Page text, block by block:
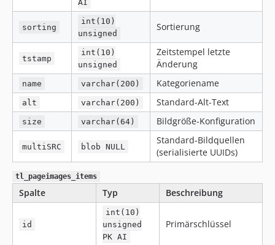
AI
sorting
int(10)
unsigned
Sortierung
tstamp
int(10)
unsigned
Zeitstempel letzte
Änderung
name varchar(200) Kategoriename
alt varchar(200) Standard-Alt-Text
size varchar(64) Bildgröße-Konfiguration
multiSRC blob NULL
Standard-Bildquellen
(serialisierte UUIDs)
tl_pageimages_items
Spalte Typ Beschreibung
id
int(10)
unsigned
PK AI
Primärschlüssel